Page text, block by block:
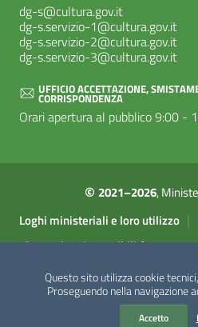
Questo sito utilizza cookie
Proseguendo nella navigazione
Accetto
dg-s@cultura.gov.it
dg-s.servizio-1@cultura.gov.it
dg-s.servizio-2@cultura.gov.it
dg-s.servizio-3@cultura.gov.it
UFFICIO ACCETTAZIONE,
CORRISPONDENZA
Orari apertura al pubblico 9:00 -
© 2021–2026,
Sezione Link Utili
Loghi ministeriali e loro utilizzo |
Contatti | Accessibilità